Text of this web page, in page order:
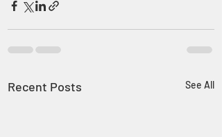
Recent Posts See All